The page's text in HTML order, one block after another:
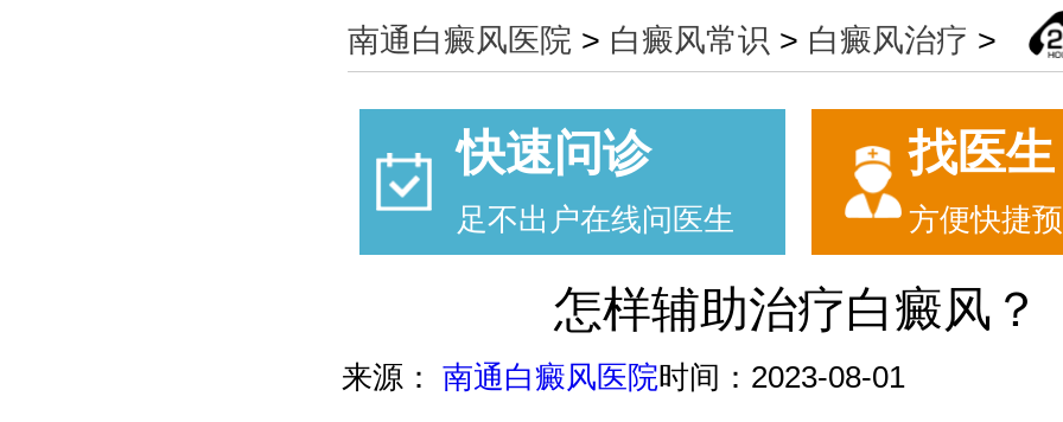
南通白癜风医院 > 白癜风常识 > 白癜风治疗 >
快速问诊
足不出户在线问医生
找医生
方便快捷
怎样辅助治疗白癜风？
来源： 南通白癜风医院时间：2023-08-01